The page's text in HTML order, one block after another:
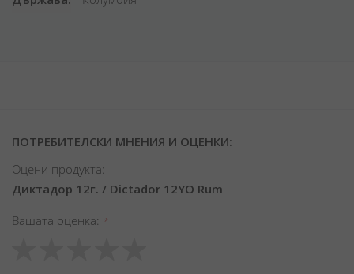
ПОТРЕБИТЕЛСКИ МНЕНИЯ И ОЦЕНКИ:
Оцени продукта:
Диктадор 12г. / Dictador 12YO Rum
Вашата оценка